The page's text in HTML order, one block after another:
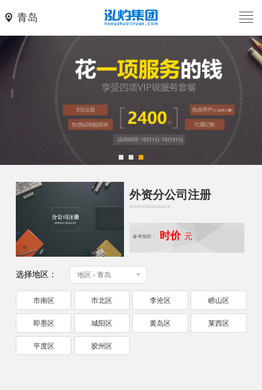
青岛
外资分公司注册
WAIZIGONGSIZHUCE
选择地区： 地区 - 青岛
市南区 市北区 李沧区 崂山区
即墨区 城阳区 黄岛区 莱西区
平度区 胶州区
参考报价： 时价 元